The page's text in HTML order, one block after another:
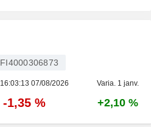
FI4000306873
16:03:13 07/08/2026 Varia. 1 janv.
-1,35 % +2,10 %